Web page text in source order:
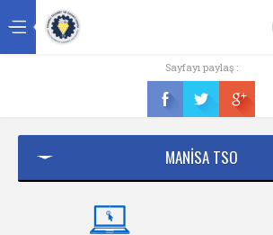
Üyelik
Sayfayı paylaş :
MANİSA TSO